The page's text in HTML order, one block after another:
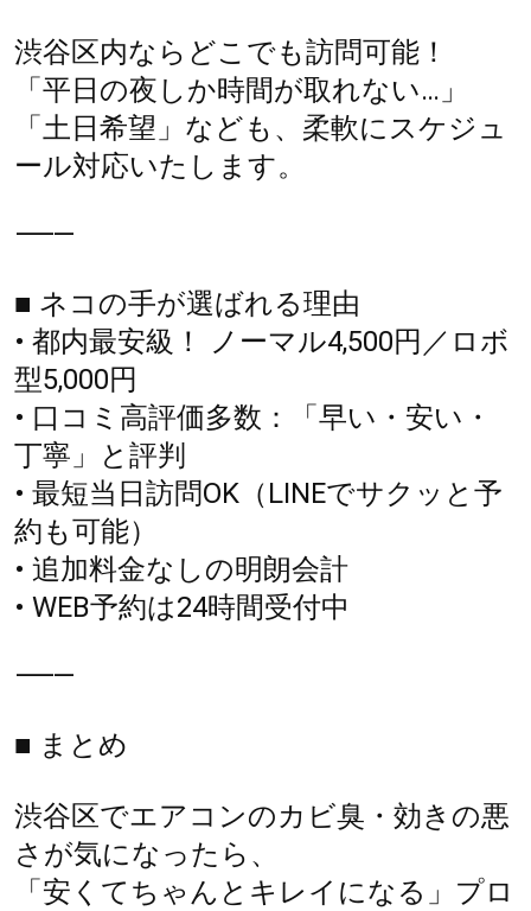
渋谷区内ならどこでも訪問可能！
「平日の夜しか時間が取れない…」
「土日希望」なども、柔軟にスケジュ
ール対応いたします。
⸻
■ ネコの手が選ばれる理由
• 都内最安級！ ノーマル4,500円／ロボ
型5,000円
• 口コミ高評価多数：「早い・安い・
丁寧」と評判
• 最短当日訪問OK（LINEでサクッと予
約も可能）
• 追加料金なしの明朗会計
• WEB予約は24時間受付中
⸻
■ まとめ
渋谷区でエアコンのカビ臭・効きの悪
さが気になったら、
「安くてちゃんとキレイになる」プロ